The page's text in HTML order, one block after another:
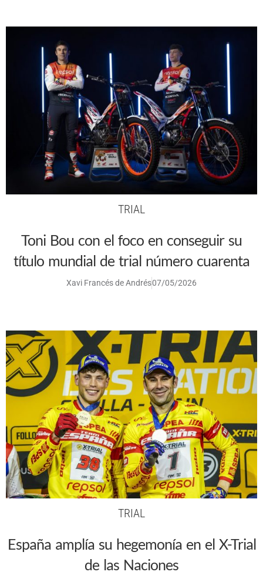
TRIAL
Toni Bou con el foco en conseguir su
título mundial de trial número cuarenta
Xavi Francés de Andrés07/05/2026
TRIAL
España amplía su hegemonía en el X-Trial
de las Naciones